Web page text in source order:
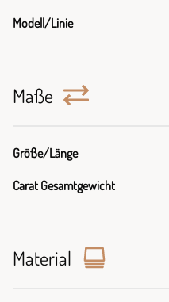
Modell/Linie
Maße
Größe/Länge
Carat Gesamtgewicht
Material